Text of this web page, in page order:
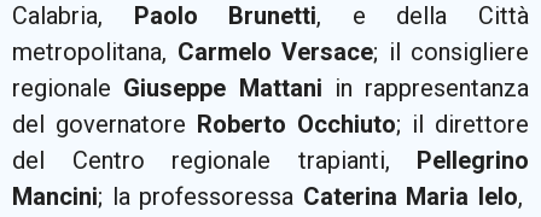
Calabria, Paolo Brunetti, e della Città
metropolitana, Carmelo Versace; il consigliere
regionale Giuseppe Mattani in rappresentanza
del governatore Roberto Occhiuto; il direttore
del Centro regionale trapianti, Pellegrino
Mancini; la professoressa Caterina Maria Ielo,